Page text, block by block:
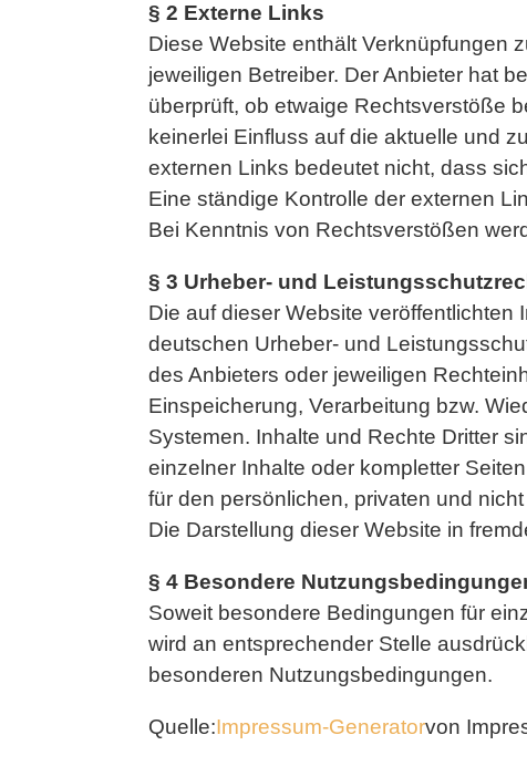
§ 2 Externe Links
Diese Website enthält Verknüpfungen
jeweiligen Betreiber. Der Anbieter hat
überprüft, ob etwaige Rechtsverstöße
keinerlei Einfluss auf die aktuelle und
externen Links bedeutet nicht, dass
Eine ständige Kontrolle der externen
Bei Kenntnis von Rechtsverstößen
§ 3 Urheber- und
Die auf dieser Website
deutschen Urheber- und
des Anbieters oder jeweiligen
Einspeicherung, Verarbeitung bzw.
Systemen. Inhalte und Rechte Dritter
einzelner Inhalte oder kompletter
für den persönlichen, privaten und
Die Darstellung dieser Website in
§ 4 Besondere
Soweit besondere Bedingungen für
wird an entsprechender Stelle
besonderen Nutzungsbedingungen.
Quelle:Impressum-Generatorvon